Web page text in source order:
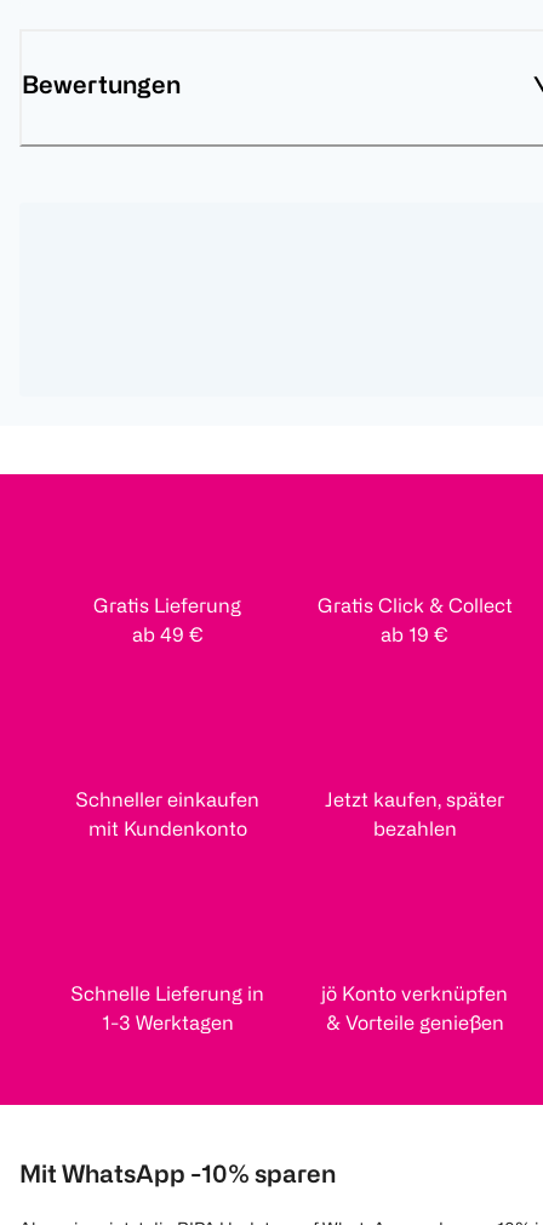
Bewertungen
Gratis Lieferung
ab 49 €
Gratis Click & Collect
ab 19 €
Schneller einkaufen
mit Kundenkonto
Jetzt kaufen, später
bezahlen
Schnelle Lieferung in
1-3 Werktagen
jö Konto verknüpfen
& Vorteile genießen
Mit WhatsApp -10% sparen